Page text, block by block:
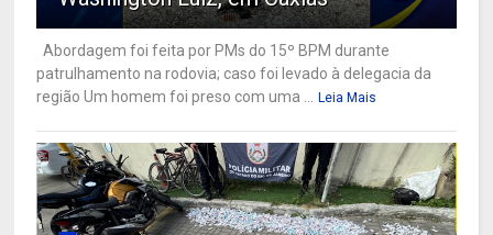
Abordagem foi feita por PMs do 15º BPM durante
patrulhamento na rodovia; caso foi levado à delegacia da
região Um homem foi preso com uma ...
Leia Mais